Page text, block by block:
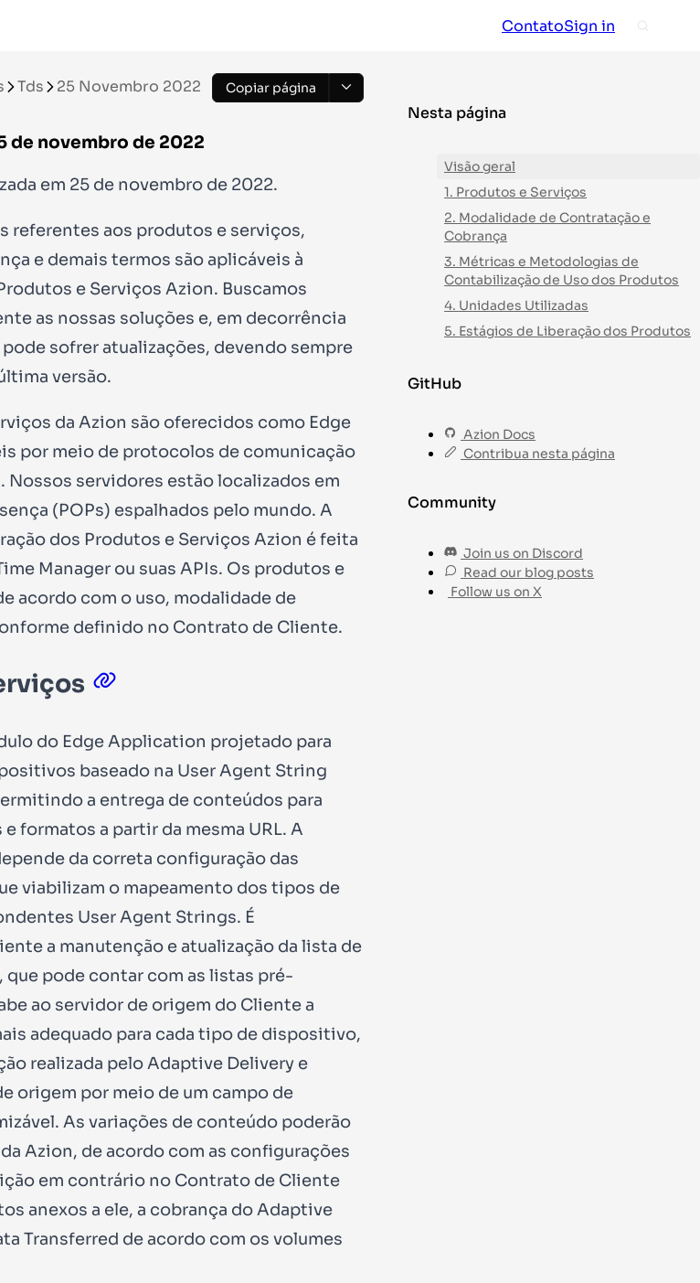
ContatoSign in
Tds 25 Novembro 2022 Copiar página
de novembro de 2022
em 25 de novembro de 2022.
referentes aos produtos e serviços,
e demais termos são aplicáveis à
e Serviços Azion. Buscamos
as nossas soluções e, em decorrência
sofrer atualizações, devendo sempre
versão.
da Azion são oferecidos como Edge
por meio de protocolos de comunicação
servidores estão localizados em
(POPs) espalhados pelo mundo. A
dos Produtos e Serviços Azion é feita
Manager ou suas APIs. Os produtos e
acordo com o uso, modalidade de
definido no Contrato de Cliente.
do Edge Application projetado para
baseado na User Agent String
a entrega de conteúdos para
formatos a partir da mesma URL. A
da correta configuração das
viabilizam o mapeamento dos tipos de
User Agent Strings. É
a manutenção e atualização da lista de
pode contar com as listas pré-
ao servidor de origem do Cliente a
adequado para cada tipo de dispositivo,
realizada pelo Adaptive Delivery e
origem por meio de um campo de
As variações de conteúdo poderão
Azion, de acordo com as configurações
em contrário no Contrato de Cliente
anexos a ele, a cobrança do Adaptive
Transferred de acordo com os volumes
Nesta página
Visão geral
1. Produtos e Serviços
2. Modalidade de Contratação e
Cobrança
3. Métricas e Metodologias de
Contabilização de Uso dos Produtos
4. Unidades Utilizadas
5. Estágios de Liberação dos Produtos
GitHub
Azion Docs
Contribua nesta página
Community
Join us on Discord
Read our blog posts
Follow us on X